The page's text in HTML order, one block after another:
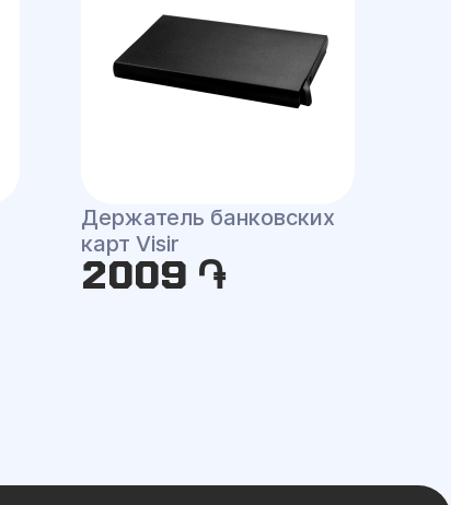
Держатель банковских
карт Visir
2009 ֏